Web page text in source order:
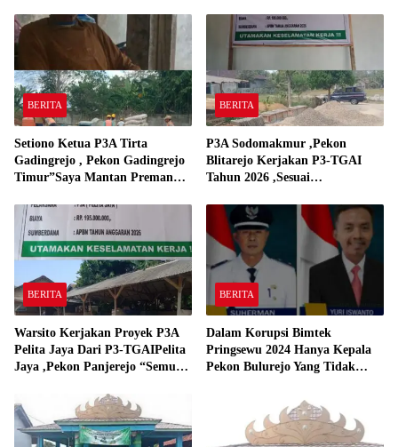
BERITA
Setiono Ketua P3A Tirta
Gadingrejo , Pekon Gadingrejo
Timur”Saya Mantan Preman
Gadingrejo Tahun 2000″
BERITA
P3A Sodomakmur ,Pekon
Blitarejo Kerjakan P3-TGAI
Tahun 2026 ,Sesuai
BERITA
Warsito Kerjakan Proyek P3A
Pelita Jaya Dari P3-TGAIPelita
Jaya ,Pekon Panjerejo “Semua
BERITA
Dalam Korupsi Bimtek
Pringsewu 2024 Hanya Kepala
Pekon Bulurejo Yang Tidak